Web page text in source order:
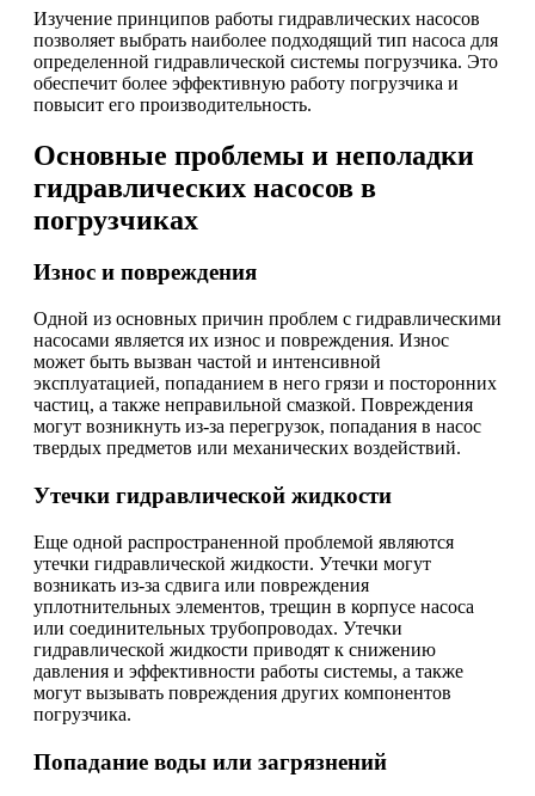
Изучение принципов работы гидравлических насосов
позволяет выбрать наиболее подходящий тип насоса для
определенной гидравлической системы погрузчика. Это
обеспечит более эффективную работу погрузчика и
повысит его производительность.
Основные проблемы и неполадки
гидравлических насосов в
погрузчиках
Износ и повреждения
Одной из основных причин проблем с гидравлическими
насосами является их износ и повреждения. Износ
может быть вызван частой и интенсивной
эксплуатацией, попаданием в него грязи и посторонних
частиц, а также неправильной смазкой. Повреждения
могут возникнуть из-за перегрузок, попадания в насос
твердых предметов или механических воздействий.
Утечки гидравлической жидкости
Еще одной распространенной проблемой являются
утечки гидравлической жидкости. Утечки могут
возникать из-за сдвига или повреждения
уплотнительных элементов, трещин в корпусе насоса
или соединительных трубопроводах. Утечки
гидравлической жидкости приводят к снижению
давления и эффективности работы системы, а также
могут вызывать повреждения других компонентов
погрузчика.
Попадание воды или загрязнений